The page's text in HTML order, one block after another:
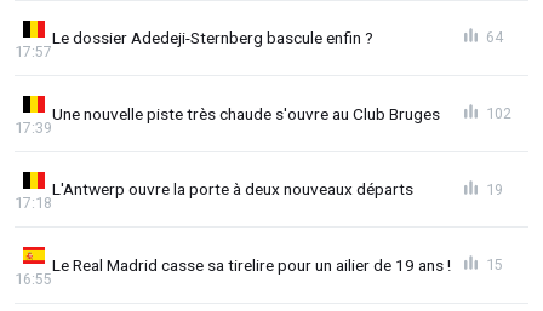
Le dossier Adedeji-Sternberg bascule enfin ?
17:57
64
Une nouvelle piste très chaude s'ouvre au Club Bruges
17:39
102
L'Antwerp ouvre la porte à deux nouveaux départs
17:18
19
Le Real Madrid casse sa tirelire pour un ailier de 19 ans !
16:55
15